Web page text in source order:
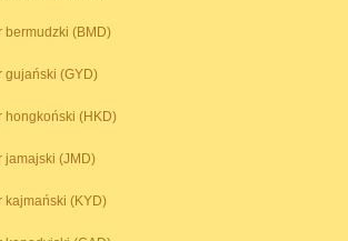
bermudzki (BMD)
gujański (GYD)
hongkoński (HKD)
jamajski (JMD)
kajmański (KYD)